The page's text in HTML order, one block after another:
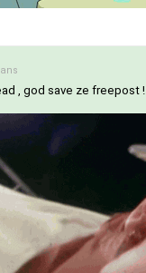
, god save ze freepost !